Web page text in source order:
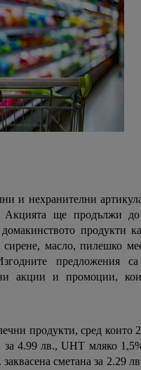
и нехранителни
Акцията ще продължи
продукти
масло, пилешко
предложения
акции и промоции,
продукти, сред които
за 4.99 лв., UHT мляко
сметана за 2.29